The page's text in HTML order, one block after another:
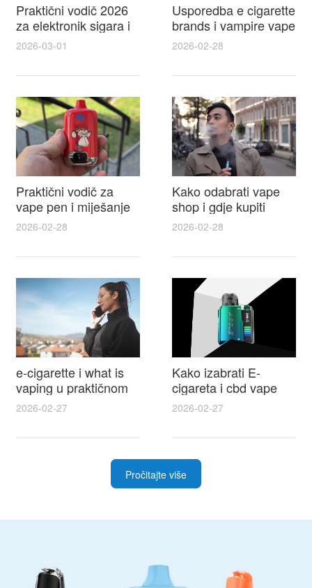
Praktični vodič 2026
za elektronik sigara i
mtm e cigarete s
recenzijama i
2026-03-01
Usporedba e cigarette
brands i vampire vape
za 2026 – vodič s
i najboljim ponudama
2026-02-28
Praktični vodič za
vape pen i miješanje
e tekućina za sigurnije
punjenje i bolje okuse
2026-02-28
Kako odabrati vape
shop i gdje kupiti
Disposable Vapes uz
najbolje cijene
2026-02-28
e-cigarette i what is
vaping u praktičnom
vodiču za početnike i
odgovorne korisnike
2026-02-27
Kako izabrati E-
cigareta i cbd vape
top modeli sigurnost
praktični savjeti za
kupovinu
2026-02-27
Pročitajte više